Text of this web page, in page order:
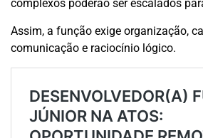
complexos poderão ser escalados
Assim, a função exige organização,
comunicação e raciocínio lógico.